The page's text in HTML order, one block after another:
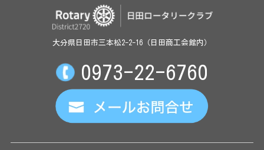
大分県日田市三本松2-2-16（日田商工会館内）
0973-22-6760